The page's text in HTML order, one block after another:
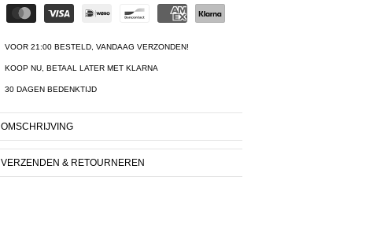
VOOR 21:00 BESTELD, VANDAAG VERZONDEN!
KOOP NU, BETAAL LATER MET KLARNA
30 DAGEN BEDENKTIJD
OMSCHRIJVING
VERZENDEN & RETOURNEREN